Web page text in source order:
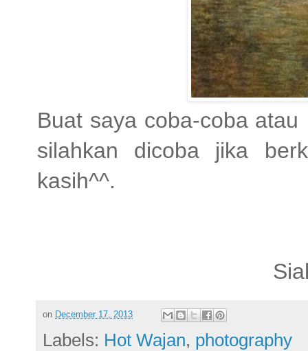
Buat saya coba-coba
silahkan dicoba jika
kasih^^.
on December 17, 2013
Labels: Hot Wajan, photography